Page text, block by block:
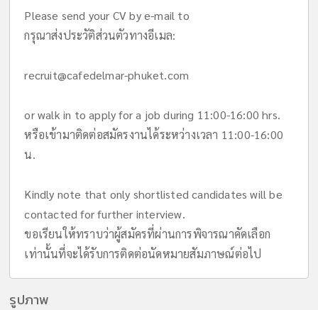
Please send your CV by e-mail to
กรุณาส่งประวัติส่วนตัวทางอีเมล:
recruit@cafedelmar-phuket.com
or walk in to apply for a job during 11:00-16:00 hrs.
หรือเข้ามาติดต่อสมัครงานได้ระหว่างเวลา 11:00-16:00
น.
Kindly note that only shortlisted candidates will be
contacted for further interview.
ขอเรียนให้ทราบว่าผู้สมัครที่ผ่านการพิจารณาคัดเลือก
เท่านั้นที่จะได้รับการติดต่อนัดหมายสัมภาษณ์ต่อไป
รูปภาพ